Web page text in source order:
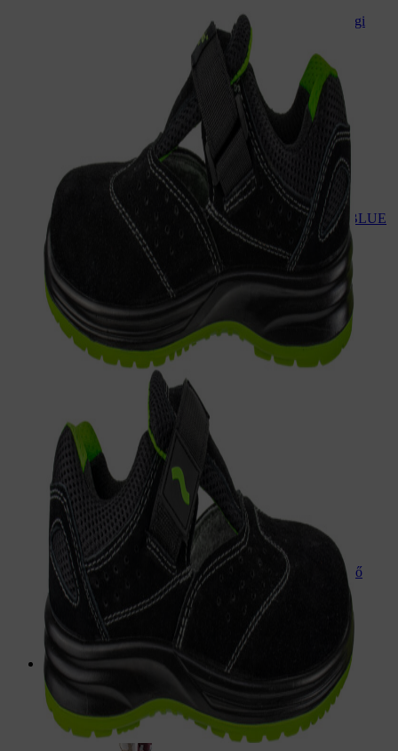
KEDVEZMÉNYEK - Jól láthatósági
ELADÓ A KATEGÓRIÁBAN
Polár pulóver PRO BLUE
Értékelés:
/ 5
Ft ÁFA-val
Tactical Guard MAGOT BLACK
4.67
Ft 8 220 ÁFA-val
Biztonsági munkacipő
ZETALOW S1
Értékelés:5.00/ 5
12 110
8 120Ft
Munkásnadrág